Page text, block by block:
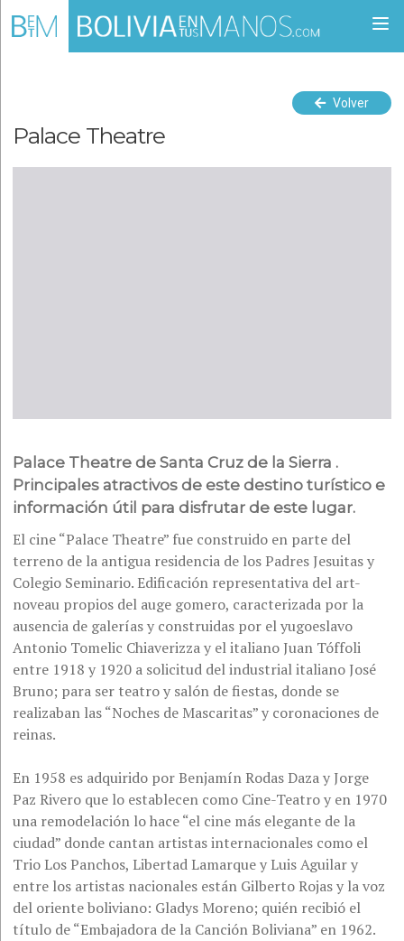
Volver
Palace Theatre
Palace Theatre de Santa Cruz de la Sierra .
Principales atractivos de este destino turístico e
información útil para disfrutar de este lugar.
El cine “Palace Theatre” fue construido en parte del
terreno de la antigua residencia de los Padres Jesuitas y
Colegio Seminario. Edificación representativa del art-
noveau propios del auge gomero, caracterizada por la
ausencia de galerías y construidas por el yugoeslavo
Antonio Tomelic Chiaverizza y el italiano Juan Tóffoli
entre 1918 y 1920 a solicitud del industrial italiano José
Bruno; para ser teatro y salón de fiestas, donde se
realizaban las “Noches de Mascaritas” y coronaciones de
reinas.
En 1958 es adquirido por Benjamín Rodas Daza y Jorge
Paz Rivero que lo establecen como Cine-Teatro y en 1970
una remodelación lo hace “el cine más elegante de la
ciudad” donde cantan artistas internacionales como el
Trio Los Panchos, Libertad Lamarque y Luis Aguilar y
entre los artistas nacionales están Gilberto Rojas y la voz
del oriente boliviano: Gladys Moreno; quién recibió el
título de “Embajadora de la Canción Boliviana” en 1962.